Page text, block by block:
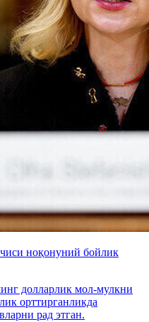
ноқонуний бойлик
долларлик мол-мулкни
орттирганликда
рад этган.